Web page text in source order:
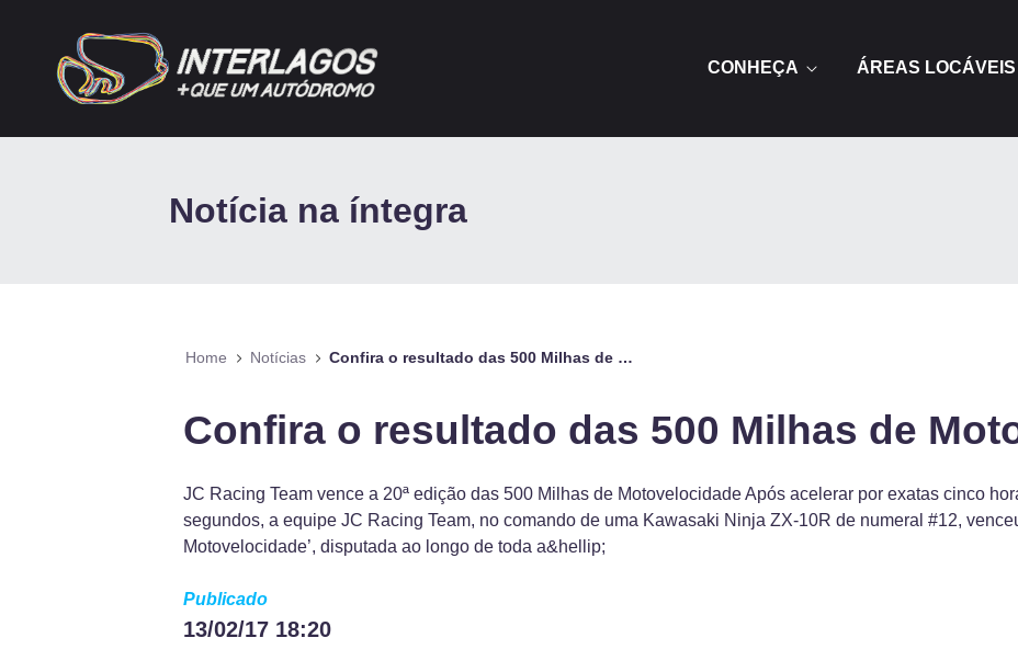
CONHEÇA ÁREAS LOCÁVEIS
Notícia na íntegra
Home Notícias Confira o resultado das 500 Milhas de Motovelocidade
Confira o resultado das 500 Milhas de
JC Racing Team vence a 20ª edição das 500 Milhas de Motovelocidade Após acelerar por exatas cinco
segundos, a equipe JC Racing Team, no comando de uma Kawasaki Ninja ZX-10R de numeral #12,
Motovelocidade’, disputada ao longo de toda a&hellip;
Publicado
13/02/17 18:20